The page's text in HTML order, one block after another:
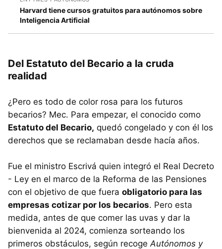
Harvard tiene cursos gratuitos para autónomos sobre
Inteligencia Artificial
Del Estatuto del Becario a la cruda
realidad
¿Pero es todo de color rosa para los futuros
becarios? Mec. Para empezar, el conocido como
Estatuto del Becario, quedó congelado y con él los
derechos que se reclamaban desde hacía años.
Fue el ministro Escrivá quien integró el Real Decreto
- Ley en el marco de la Reforma de las Pensiones
con el objetivo de que fuera obligatorio para las
empresas cotizar por los becarios. Pero esta
medida, antes de que comer las uvas y dar la
bienvenida al 2024, comienza sorteando los
primeros obstáculos, según recoge Autónomos y